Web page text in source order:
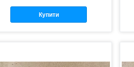
Купити